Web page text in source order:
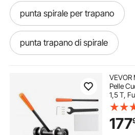
punta spirale per trapano
punta trapano di spirale
VEVOR
Pelle
1,5 T,
Materiali
177